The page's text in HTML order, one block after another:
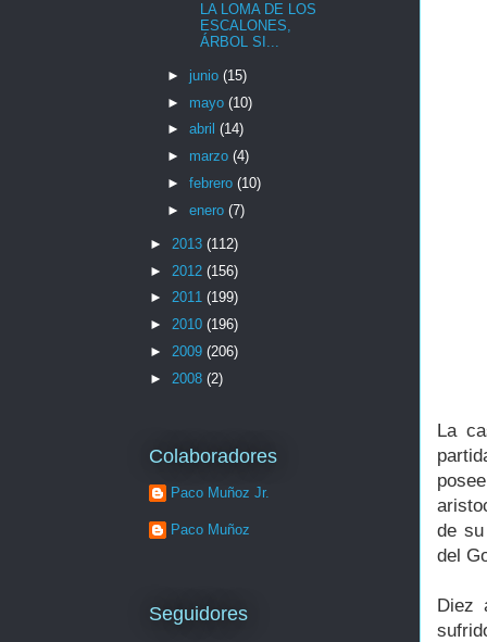
La
de
del
Diez
LA LOMA DE LOS
ESCALONES,
ÁRBOL SI...
► junio (15)
► mayo (10)
► abril (14)
► marzo (4)
► febrero (10)
► enero (7)
► 2013 (112)
► 2012 (156)
► 2011 (199)
► 2010 (196)
► 2009 (206)
► 2008 (2)
Colaboradores
Paco Muñoz Jr.
Paco Muñoz
Seguidores